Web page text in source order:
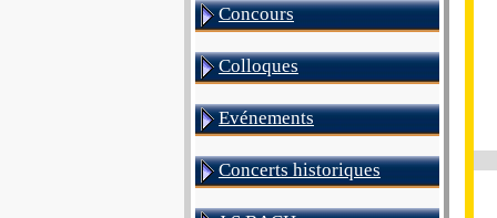
Concours
Colloques
Evénements
Concerts historiques